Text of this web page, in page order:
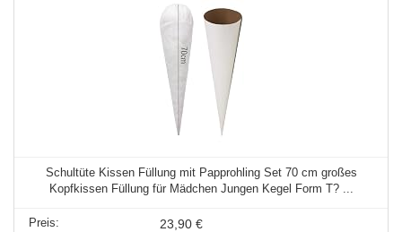
Schultüte Kissen Füllung mit Papprohling Set 70 cm großes
Kopfkissen Füllung für Mädchen Jungen Kegel Form T? ...
23,90 €